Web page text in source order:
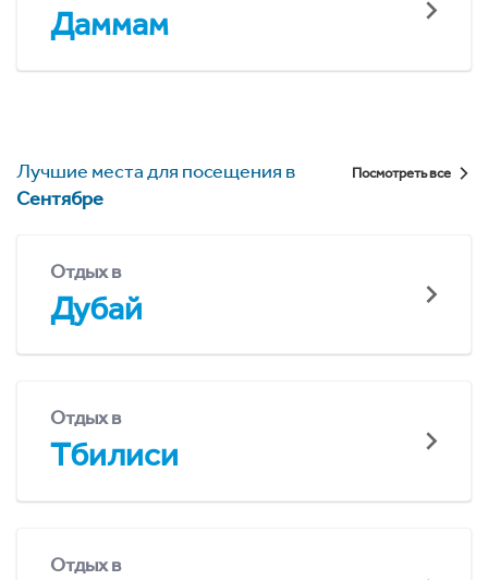
Даммам
Лучшие места для посещения в
Сентябре
Посмотреть все
Отдых в
Дубай
Отдых в
Тбилиси
Отдых в